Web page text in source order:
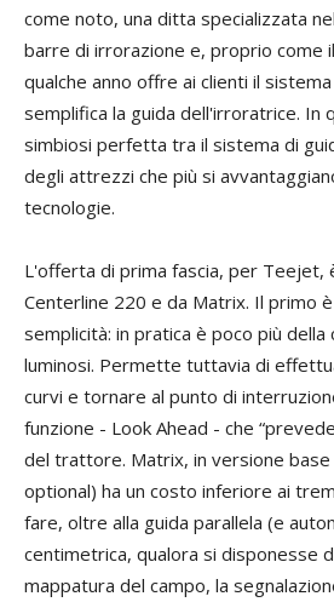
come noto, una ditta specializzata
barre di irrorazione e, proprio come
qualche anno offre ai clienti il
semplifica la guida dell'irroratrice. In
simbiosi perfetta tra il sistema di
degli attrezzi che più si
tecnologie.
L'offerta di prima fascia, per Teejet,
Centerline 220 e da Matrix. Il primo
semplicità: in pratica è poco più della
luminosi. Permette tuttavia di
curvi e tornare al punto di
funzione - Look Ahead - che
del trattore. Matrix, in versione base
optional) ha un costo inferiore ai
fare, oltre alla guida parallela (e
centimetrica, qualora si disponesse
mappatura del campo, la